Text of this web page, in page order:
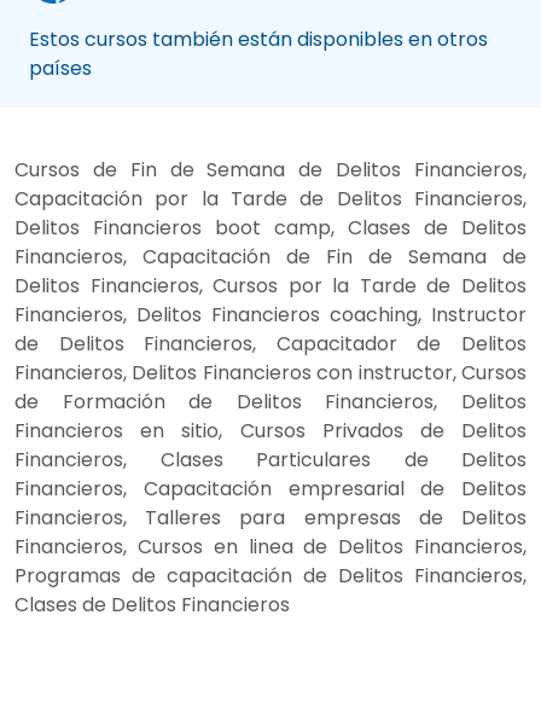
Estos cursos también están disponibles en otros
países
Cursos de Fin de Semana de Delitos Financieros,
Capacitación por la Tarde de Delitos Financieros,
Delitos Financieros boot camp, Clases de Delitos
Financieros, Capacitación de Fin de Semana de
Delitos Financieros, Cursos por la Tarde de Delitos
Financieros, Delitos Financieros coaching, Instructor
de Delitos Financieros, Capacitador de Delitos
Financieros, Delitos Financieros con instructor, Cursos
de Formación de Delitos Financieros, Delitos
Financieros en sitio, Cursos Privados de Delitos
Financieros, Clases Particulares de Delitos
Financieros, Capacitación empresarial de Delitos
Financieros, Talleres para empresas de Delitos
Financieros, Cursos en linea de Delitos Financieros,
Programas de capacitación de Delitos Financieros,
Clases de Delitos Financieros